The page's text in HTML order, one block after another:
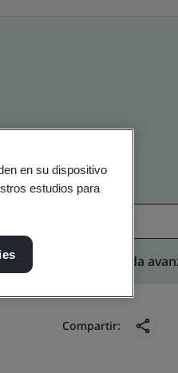
Búsqueda
Compartir:
en su dispositivo
estudios para